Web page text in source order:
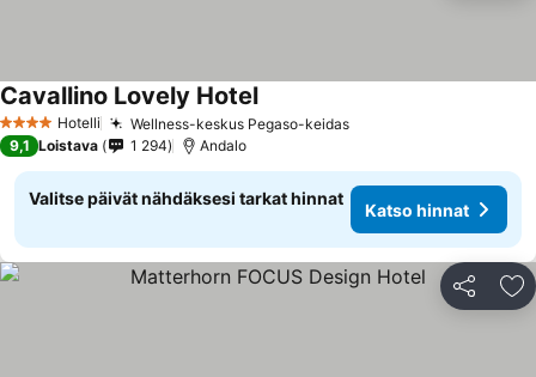
4 Tähtiluokitus
Hotelli Wellness-keskus Pegaso-keidasKatso hinnat
Cavallino Lovely HotelKatso hinnat
9,1 Loistava 1 294 Andalo
Valitse päivät nähdäksesi tarkat hinnat
Katso hinnat
Jaa